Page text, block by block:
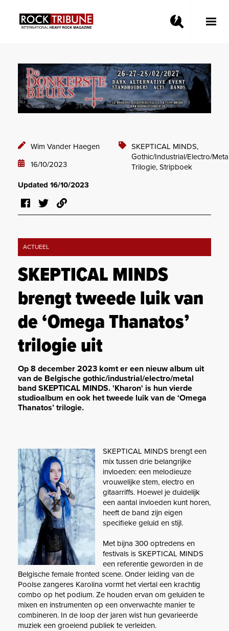
Toggle
Wim Vander Haegen
16/10/2023
SKEPTICAL MINDS,
Gothic/Industrial/Electro/
Trilogie, Stripboek
Updated 16/10/2023
ACTUEEL
SKEPTICAL MINDS
brengt tweede luik van
de ‘Omega Thanatos’
trilogie uit
Op 8 december 2023 komt er een nieuw album uit
van de Belgische gothic/industrial/electro/metal
band SKEPTICAL MINDS. 'Kharon' is hun vierde
studioalbum en ook het tweede luik van de ‘Omega
Thanatos’ trilogie.
SKEPTICAL MINDS brengt een
mix tussen drie belangrijke
invloeden: een melodieuze
vrouwelijke stem, electro en
gitaarriffs. Hoewel je duidelijk
een aantal invloeden kunt horen,
heeft de band zijn eigen
specifieke geluid en stijl.
Met bijna 300 optredens en
festivals is SKEPTICAL MINDS
een referentie geworden in de
Belgische female fronted scene. Onder leiding van de
Poolse zangeres Karolina vormt het viertal een krachtig
combo op het podium. Ze houden ervan om geluiden te
mixen en instrumenten op een onverwachte manier te
combineren. In de loop der jaren wist hun gevarieerde
muziek een groeiend publiek te verleiden.